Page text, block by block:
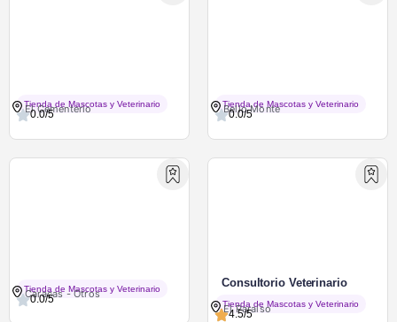
Tienda de Mascotas y Veterinario
El Cementerio
0.0/5
Tienda de Mascotas y Veterinario
Bello Monte
0.0/5
Tienda de Mascotas y Veterinario
Caracas - Otros
0.0/5
Consultorio Veterinario
Tienda de Mascotas y Veterinario
El Paraíso
4.5/5